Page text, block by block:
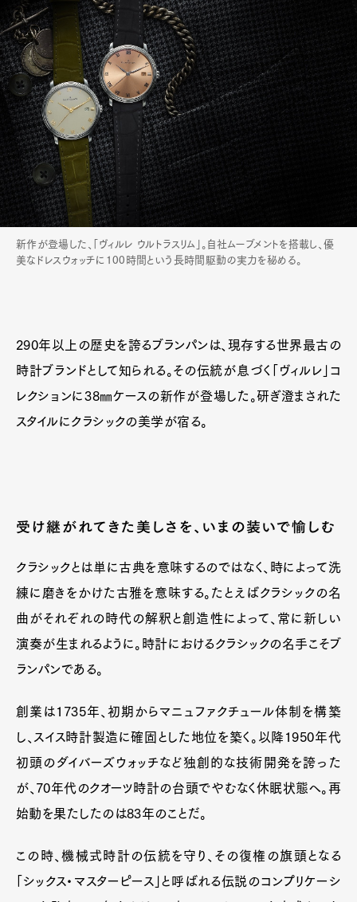
新作が登場した、「ヴィルレ ウルトラスリム」。自社ムーブメントを搭載し、優
美なドレスウォッチに100時間という長時間駆動の実力を秘める。
290年以上の歴史を誇るブランパンは、現存する世界最古の
時計ブランドとして知られる。その伝統が息づく「ヴィルレ」コ
レクションに38㎜ケースの新作が登場した。研ぎ澄まされた
スタイルにクラシックの美学が宿る。
受け継がれてきた美しさを、いまの装いで愉しむ
クラシックとは単に古典を意味するのではなく、時によって洗
練に磨きをかけた古雅を意味する。たとえばクラシックの名
曲がそれぞれの時代の解釈と創造性によって、常に新しい
演奏が生まれるように。時計におけるクラシックの名手こそブ
ランパンである。
創業は1735年、初期からマニュファクチュール体制を構築
し、スイス時計製造に確固とした地位を築く。以降1950年代
初頭のダイバーズウォッチなど独創的な技術開発を誇った
が、70年代のクオーツ時計の台頭でやむなく休眠状態へ。再
始動を果たしたのは83年のことだ。
この時、機械式時計の伝統を守り、その復権の旗頭となる
「シックス・マスターピース」と呼ばれる伝説のコンプリケーシ